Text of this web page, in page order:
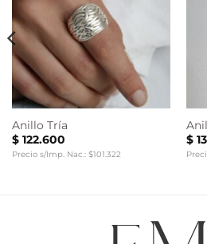
Anillo Tría
$122.600
Precio s/Imp. Nac.: $101.322
$